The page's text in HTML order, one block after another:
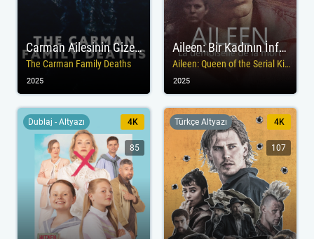
Carman Ailesinin Gizemi
The Carman Family Deaths
2025
Aileen: Bir Kadının İnfazı
Aileen: Queen of the Serial Killers
2025
Dublaj - Altyazı 4K
85
Türkçe Altyazı 4K
107